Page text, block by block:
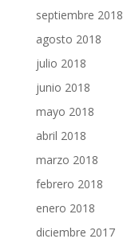
septiembre 2018
agosto 2018
julio 2018
junio 2018
mayo 2018
abril 2018
marzo 2018
febrero 2018
enero 2018
diciembre 2017